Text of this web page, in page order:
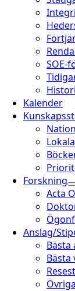
SOE-
Kalender
Forskning
Acta
Anslag/
Bästa